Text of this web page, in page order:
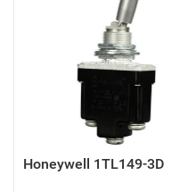
Honeywell 1TL149-3D